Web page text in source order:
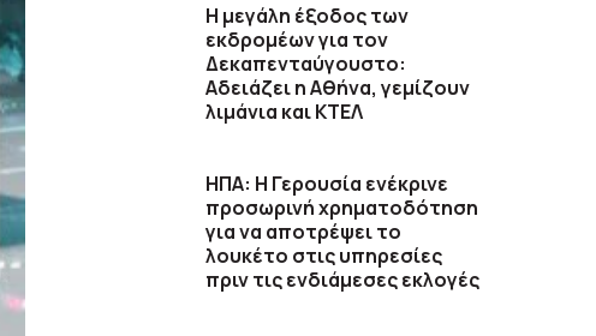
Η μεγάλη έξοδος των
εκδρομέων για τον
Δεκαπενταύγουστο:
Αδειάζει η Αθήνα, γεμίζουν
λιμάνια και ΚΤΕΛ
ΗΠΑ: Η Γερουσία ενέκρινε
προσωρινή χρηματοδότηση
για να αποτρέψει το
λουκέτο στις υπηρεσίες
πριν τις ενδιάμεσες εκλογές